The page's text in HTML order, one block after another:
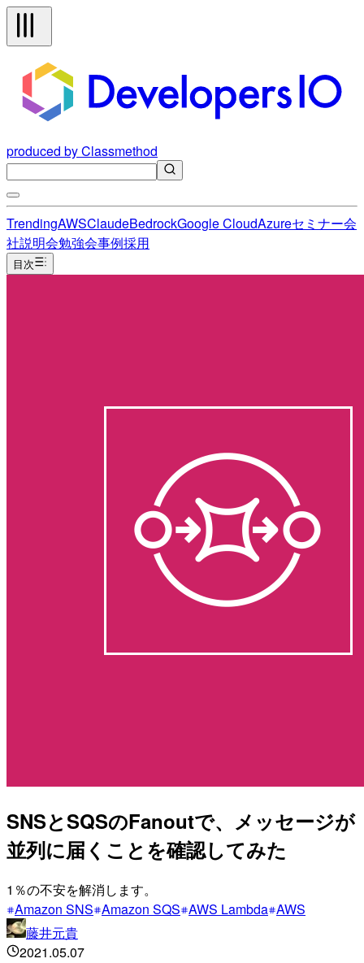
produced by Classmethod
TrendingAWSClaudeBedrockGoogle CloudAzureセミナー会
社説明会勉強会事例採用
目次
SNSとSQSのFanoutで、メッセージが
並列に届くことを確認してみた
1％の不安を解消します。
Amazon SNS Amazon SQS AWS Lambda AWS
藤井元貴
2021.05.07